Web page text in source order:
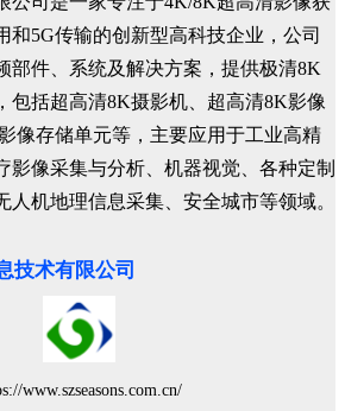
和5G传输的创新型高科技企业，公司
部件、系统及解决方案，提供极清8K
包括超高清8K摄影机、超高清8K影像
像存储单元等，主要应用于工业高精
影像采集与分析、机器视觉、各种定制
人机地理信息采集、安全城市等领域。
技术有限公司
www.szseasons.com.cn/